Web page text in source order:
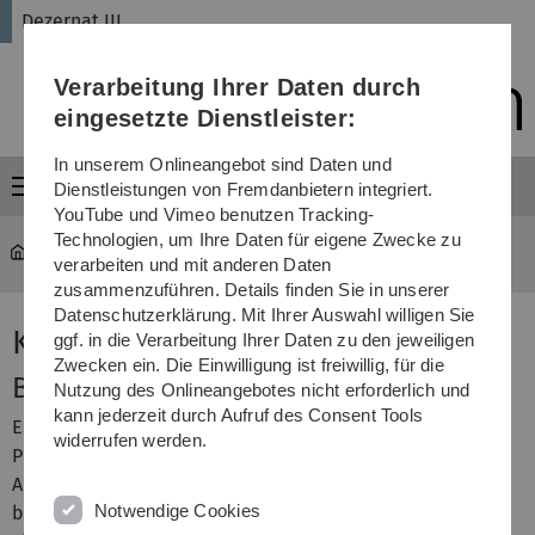
Direkt
Direkt
Direkt
(Sprache,
Drucken,
Media)
Direkt
Direkt
Dezernat III
Menü
Verwaltung ... Koordinationsstelle BEM
Koordinationsstelle BEM
BEM - Verfahren im Überblick
Es ist ein gemeinsames Ziel der Dienststelle, des
Personalrats und der Schwerbehindertenvertretung
Arbeitsunfähigkeiten von Beschäftigten zu überwinden
bzw. erneuter Arbeitsunfähigkeit vorzubeugen sowie
Verarbeitung Ihrer Daten durch
eingesetzte Dienstleister:
In unserem Onlineangebot sind Daten und
Dienstleistungen von Fremdanbietern integriert.
YouTube und Vimeo benutzen Tracking-
Technologien, um Ihre Daten für eigene Zwecke zu
verarbeiten und mit anderen Daten
zusammenzuführen. Details finden Sie in unserer
Datenschutzerklärung. Mit Ihrer Auswahl willigen Sie
ggf. in die Verarbeitung Ihrer Daten zu den jeweiligen
Zwecken ein. Die Einwilligung ist freiwillig, für die
Nutzung des Onlineangebotes nicht erforderlich und
kann jederzeit durch Aufruf des Consent Tools
widerrufen werden.
Notwendige Cookies